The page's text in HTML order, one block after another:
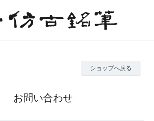
ショップへ戻る
お問い合わせ